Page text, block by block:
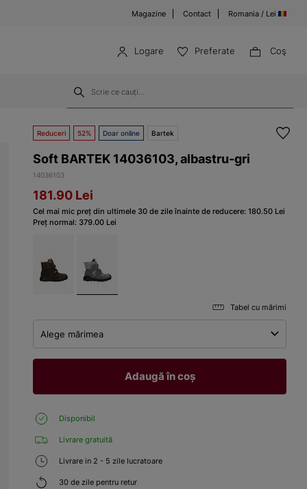
Magazine Contact Romania / Lei
Logare Preferate Coş
Reduceri 52% Doar online Bartek
Soft BARTEK 14036103, albastru-gri
14036103
181.90 Lei
Cel mai mic preț din ultimele 30 de zile înainte de reducere: 180.50 Lei
Preț normal: 379.00 Lei
Tabel cu mărimi
Alege mărimea
Adaugă în coș
Disponibil
Livrare gratuită
Livrare in 2 - 5 zile lucratoare
30 de zile pentru retur